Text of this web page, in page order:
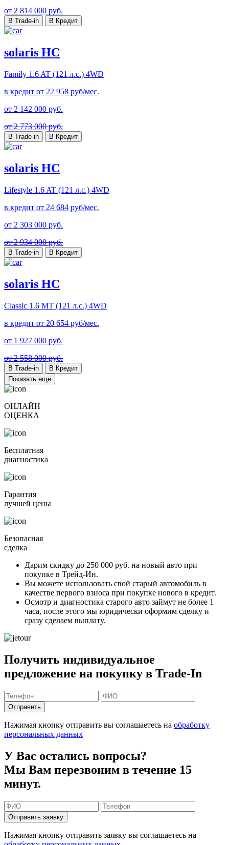
от 2 814 000 руб.
В Trade-in В Кредит
solaris HC
Family 1.6 AT (121 л.с.) 4WD
в кредит от 22 958 руб/мес.
от 2 142 000 руб.
от 2 773 000 руб.
В Trade-in В Кредит
solaris HC
Lifestyle 1.6 AT (121 л.с.) 4WD
в кредит от 24 684 руб/мес.
от 2 303 000 руб.
от 2 934 000 руб.
В Trade-in В Кредит
solaris HC
Classic 1.6 MT (121 л.с.) 4WD
в кредит от 20 654 руб/мес.
от 1 927 000 руб.
от 2 558 000 руб.
В Trade-in
В Кредит
Показать еще
ОНЛАЙН
ОЦЕНКА
Бесплатная
диагностика
Гарантия
лучшей цены
Безопасная
сделка
Дарим скидку до 250 000 руб. на новый авто при
покупке в Трейд-Ин.
Вы можете использовать свой старый автомобиль в
качестве первого взноса при покупке нового в кредит.
Осмотр и диагностика старого авто займут не более 1
часа, после этого мы юридически оформим сделку и
сразу сделаем выплату.
Получить индивидуальное
предложение на покупку в Trade-In
Отправить
Нажимая кнопку отправить вы соглашаетесь на обработку
персональных данных
У Вас остались вопросы?
Мы Вам перезвоним в течение 15
минут.
Отправить заявку
Нажимая кнопку отправить заявку вы соглашаетесь на